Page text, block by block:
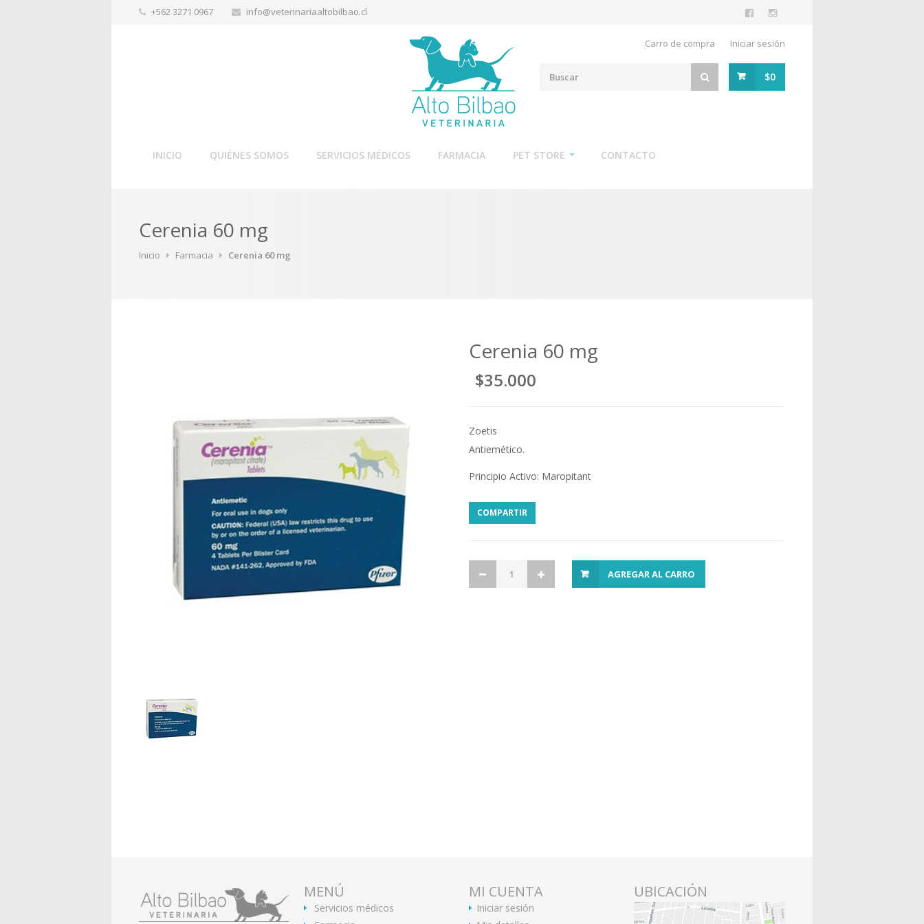
+562 3271 0967 info@veterinariaaltobilbao.cl
Carro de compra Iniciar sesión
$0
INICIO QUIÉNES SOMOS SERVICIOS MÉDICOS FARMACIA PET STORE CONTACTO
Cerenia 60 mg
Inicio Farmacia Cerenia 60 mg
Cerenia 60 mg
$35.000
Zoetis
Antiemético.
Principio Activo: Maropitant
COMPARTIR
AGREGAR AL CARRO
MENÚ
Servicios médicos
MI CUENTA
Iniciar sesión
UBICACIÓN